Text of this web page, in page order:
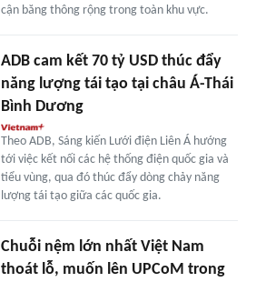
cận băng thông rộng trong toàn khu vực.
ADB cam kết 70 tỷ USD thúc đẩy
năng lượng tái tạo tại châu Á-Thái
Bình Dương
Theo ADB, Sáng kiến Lưới điện Liên Á hướng
tới việc kết nối các hệ thống điện quốc gia và
tiểu vùng, qua đó thúc đẩy dòng chảy năng
lượng tái tạo giữa các quốc gia.
Chuỗi nệm lớn nhất Việt Nam
thoát lỗ, muốn lên UPCoM trong